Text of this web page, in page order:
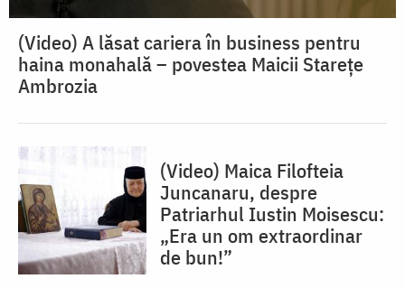
(Video) A lăsat cariera în business pentru
haina monahală – povestea Maicii Starețe
Ambrozia
(Video) Maica Filofteia
Juncanaru, despre
Patriarhul Iustin Moisescu:
„Era un om extraordinar
de bun!”